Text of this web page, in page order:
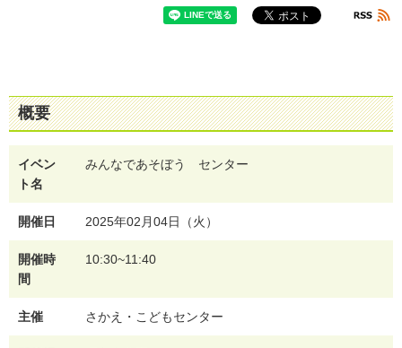
概要
イベン
ト名
みんなであそぼう センター
開催日 2025年02月04日（火）
開催時
間
10:30~11:40
主催 さかえ・こどもセンター